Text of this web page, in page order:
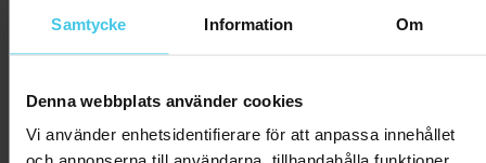
Samtycke Information Om
Denna webbplats använder cookies
Vi använder enhetsidentifierare för att anpassa innehållet
Liisa F.03.09.2024
Vähän olen pettynyt ilmanputsariin.